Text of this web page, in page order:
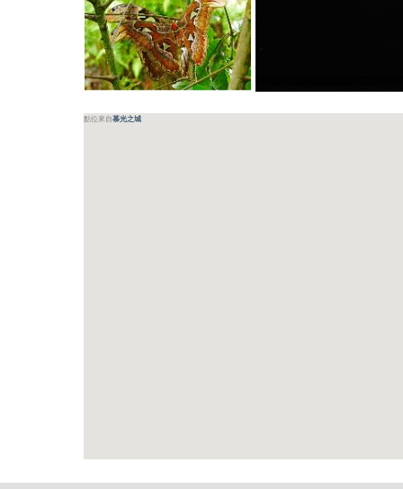
點位來自慕光之城